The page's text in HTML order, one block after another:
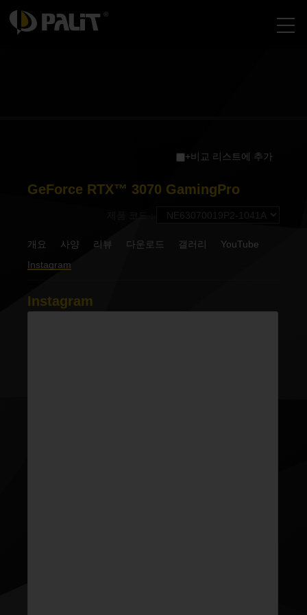
+비교 리스트에 추가
GeForce RTX™ 3070 GamingPro
개요 사양 리뷰 다운로드 갤러리
YouTube
Instagram
Instagram